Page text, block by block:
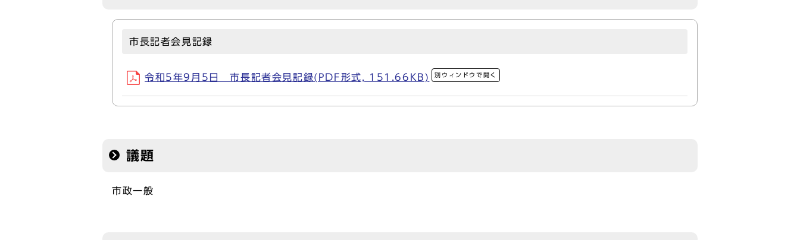
市長記者会見記録
令和5年9月5日 市長記者会見記録(PDF形式, 151.66KB) 別ウィンドウで開く
議題
市政一般